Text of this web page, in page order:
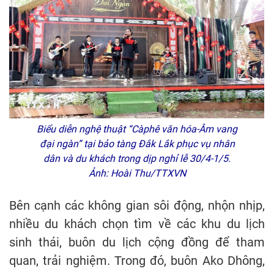
Biểu diễn nghệ thuật “Càphê văn hóa-Âm vang
đại ngàn” tại bảo tàng Đắk Lắk phục vụ nhân
dân và du khách trong dịp nghỉ lễ 30/4-1/5.
Ảnh: Hoài Thu/TTXVN
Bên cạnh các không gian sôi động, nhộn nhịp,
nhiều du khách chọn tìm về các khu du lịch
sinh thái, buôn du lịch cộng đồng để tham
quan, trải nghiệm. Trong đó, buôn Ako Dhông,